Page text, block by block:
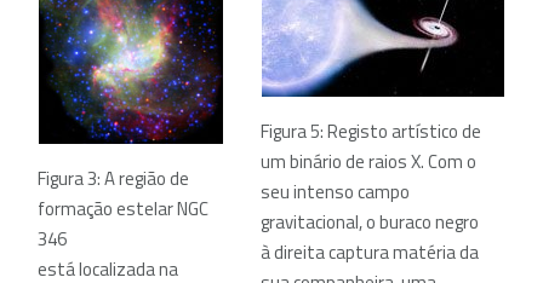
Figura 5: Registo artístico de
um binário de raios X. Com o
seu intenso campo
gravitacional, o buraco negro
à direita captura matéria da
Figura 3: A região de
formação estelar NGC
346
está localizada na